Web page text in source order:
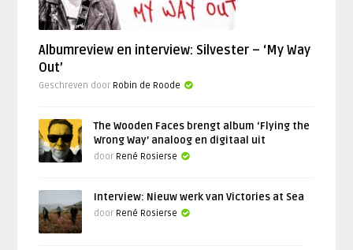
Albumreview en interview: Silvester – ‘My Way
Out’
Geschreven door Robin de Roode
The Wooden Faces brengt album ‘Flying the
Wrong Way’ analoog en digitaal uit
door René Rosierse
Interview: Nieuw werk van Victories at Sea
door René Rosierse